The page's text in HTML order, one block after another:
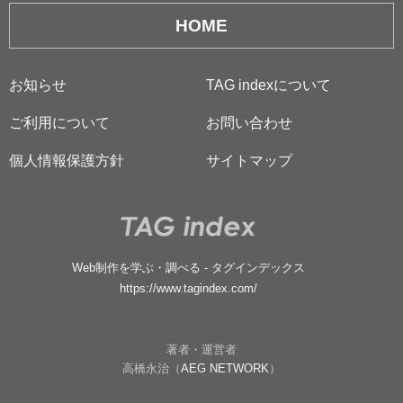
HOME
お知らせ TAG indexについて
ご利用について お問い合わせ
個人情報保護方針 サイトマップ
Web制作を学ぶ・調べる - タグインデックス
https://www.tagindex.com/
著者・運営者
高橋永治（AEG NETWORK）